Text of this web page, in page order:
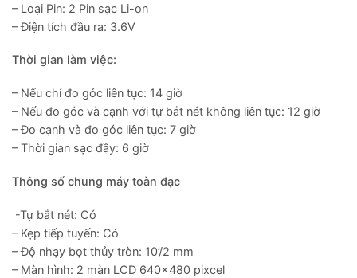
– Loại Pin: 2 Pin sạc Li-on
– Điện tích đầu ra: 3.6V
Thời gian làm việc:
– Nếu chỉ đo góc liên tục: 14 giờ
– Nếu đo góc và cạnh với tự bắt nét không liên tục: 12 giờ
– Đo cạnh và đo góc liên tục: 7 giờ
– Thời gian sạc đầy: 6 giờ
Thông số chung máy toàn đạc
-Tự bắt nét: Có
– Kẹp tiếp tuyến: Có
– Độ nhạy bọt thủy tròn: 10’/2 mm
– Màn hình: 2 màn LCD 640×480 pixcel